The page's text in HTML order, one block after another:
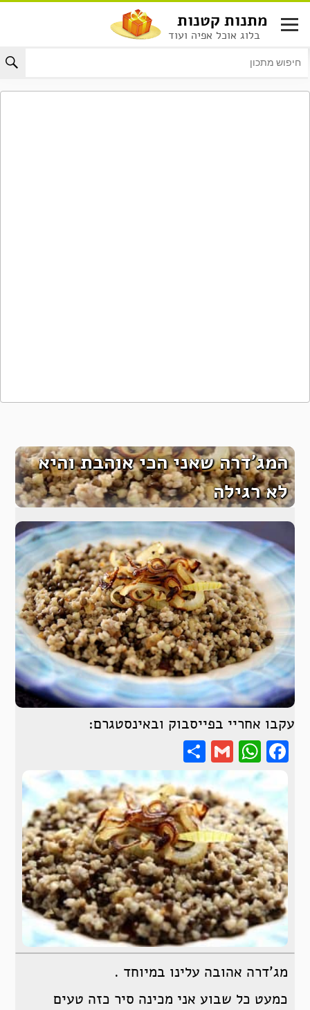
לתוכן
מתנות קטנות
בלוג אוכל אפיה ועוד
המג’דרה שאני הכי אוהבת והיא
לא רגילה
עקבו אחריי בפייסבוק ובאינסטגרם:
Facebook
WhatsApp
Gmail
מג’דרה אהובה עלינו במיוחד .
כמעט כל שבוע אני מכינה סיר כזה טעים